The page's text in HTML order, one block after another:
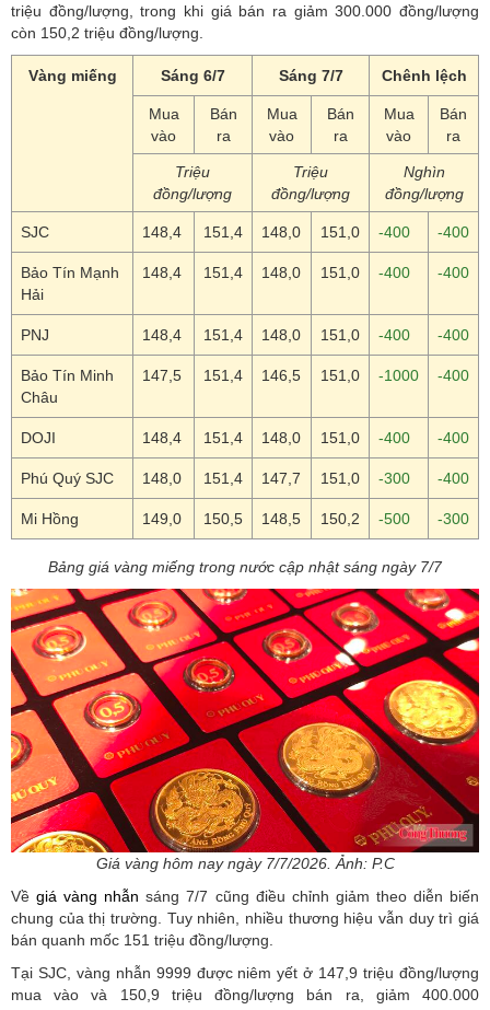
triệu đồng/lượng, trong khi giá bán ra giảm 300.000 đồng/lượng
còn 150,2 triệu đồng/lượng.
Vàng miếng Sáng 6/7 Sáng 7/7 Chênh lệch
Mua
vào
Bán
ra
Mua
vào
Bán
ra
Mua
vào
Bán
ra
Triệu
đồng/lượng
Triệu
đồng/lượng
Nghìn
đồng/lượng
SJC 148,4 151,4 148,0 151,0 -400 -400
Bảo Tín Mạnh
Hải
148,4 151,4 148,0 151,0 -400 -400
PNJ 148,4 151,4 148,0 151,0 -400 -400
Bảo Tín Minh
Châu
147,5 151,4 146,5 151,0 -1000 -400
DOJI 148,4 151,4 148,0 151,0 -400 -400
Phú Quý SJC 148,0 151,4 147,7 151,0 -300 -400
Mi Hồng 149,0 150,5 148,5 150,2 -500 -300
Bảng giá vàng miếng trong nước cập nhật sáng ngày 7/7
Giá vàng hôm nay ngày 7/7/2026. Ảnh: P.C
Vềgiá vàng nhẫn sáng 7/7 cũng điều chỉnh giảm theo diễn biến
chung của thị trường. Tuy nhiên, nhiều thương hiệu vẫn duy trì giá
bán quanh mốc 151 triệu đồng/lượng.
Tại SJC, vàng nhẫn 9999 được niêm yết ở 147,9 triệu đồng/lượng
mua vào và 150,9 triệu đồng/lượng bán ra, giảm 400.000